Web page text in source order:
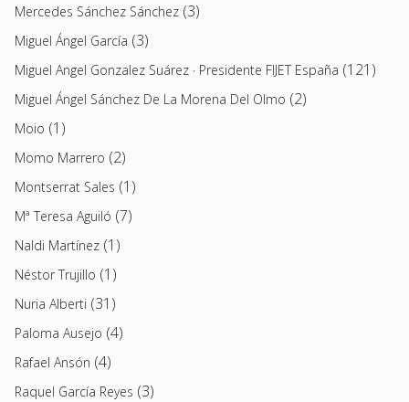
Mercedes Sánchez Sánchez (3)
Miguel Ángel García (3)
Miguel Angel Gonzalez Suárez · Presidente FIJET España (121)
Miguel Ángel Sánchez De La Morena Del Olmo (2)
Moio (1)
Momo Marrero (2)
Montserrat Sales (1)
Mª Teresa Aguiló (7)
Naldi Martínez (1)
Néstor Trujillo (1)
Nuria Alberti (31)
Paloma Ausejo (4)
Rafael Ansón (4)
Raquel García Reyes (3)